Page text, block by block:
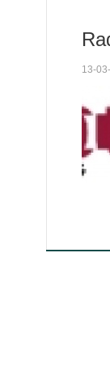
13-